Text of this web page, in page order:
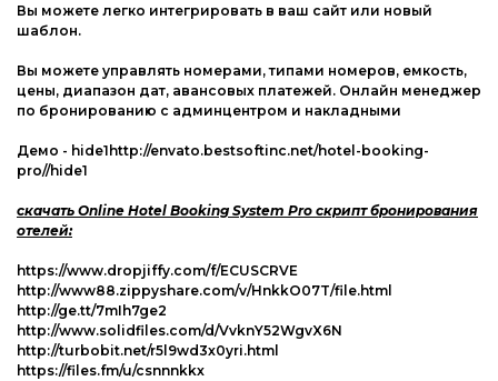
Вы можете легко интегрировать в ваш сайт или новый
шаблон.
Вы можете управлять номерами, типами номеров, емкость,
цены, диапазон дат, авансовых платежей. Онлайн менеджер
по бронированию с админцентром и накладными
Демо - hide1http://envato.bestsoftinc.net/hotel-booking-
pro//hide1
скачать Online Hotel Booking System Pro скрипт бронирования
отелей:
https://www.dropjiffy.com/f/ECUSCRVE
http://www88.zippyshare.com/v/HnkkO07T/file.html
http://ge.tt/7mIh7ge2
http://www.solidfiles.com/d/VvknY52WgvX6N
http://turbobit.net/r5l9wd3x0yri.html
https://files.fm/u/csnnnkkx